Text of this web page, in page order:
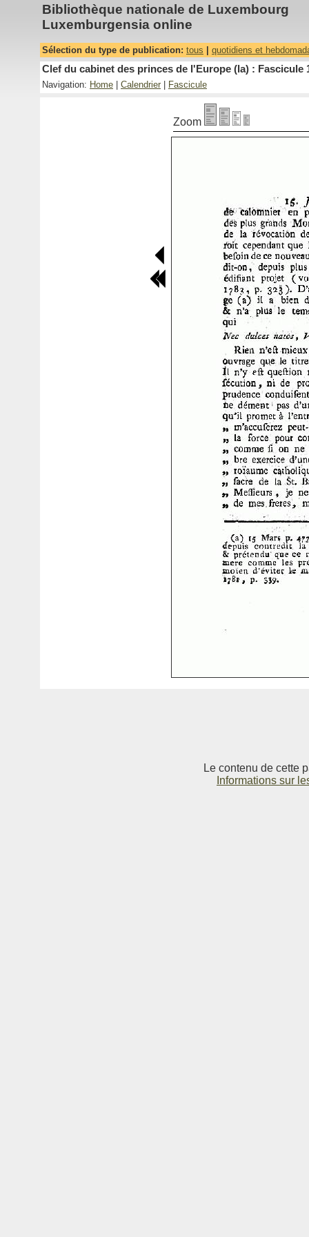
Bibliothèque nationale de Luxembourg
Luxemburgensia online
Sélection du type de publication: tous quotidiens et
Clef du cabinet des princes de l'Europe (la) : Fascicule
Navigation: Home Calendrier Fascicule
Zoom
Le contenu de cette
Informations sur